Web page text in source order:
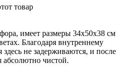
товар
имеет размеры 34х50х38 см
Благодаря внутреннему
не задерживаются, и после
абсолютно чистой.